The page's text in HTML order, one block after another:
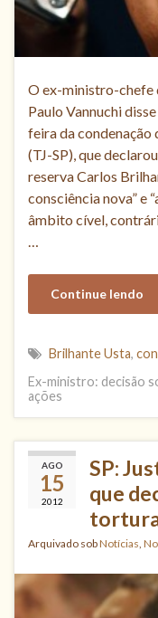
O ex-ministro-chefe
Paulo Vannuchi
feira da condenação
(TJ-SP), que
reserva Carlos
consciência nova” e
âmbito cível,
Continue lendo
Brilhante Usta,
Ex-ministro: decisão
ações
AGO
15
2012
SP:
que
Arquivado sobNotícias